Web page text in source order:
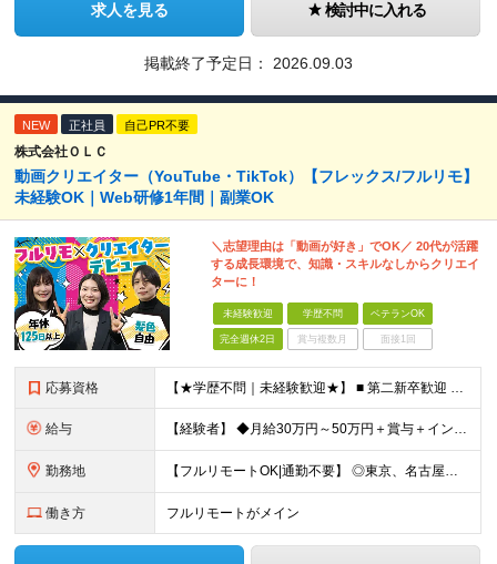
求人を見る 検討中に入れる
掲載終了予定日： 2026.09.03
NEW 正社員 自己PR不要
株式会社ＯＬＣ
動画クリエイター（YouTube・TikTok）【フレックス/フルリモ】
未経験OK｜Web研修1年間｜副業OK
＼志望理由は「動画が好き」でOK／ 20代が活躍
する成長環境で、知識・スキルなしからクリエイ
ターに！
未経験歓迎 学歴不問 ベテランOK
完全週休2日 賞与複数月 面接1回
応募資格 【★学歴不問｜未経験歓迎★】 ■ 第二新卒歓迎 ■ フリーター・社会人未経験OK ■ 動画編集経験は一切不問！ ■ タイピングが苦手でもOK！ ＼3つ以上当てはまった方はぜひご応募を／ □ 日
給与 【経験者】 ◆月給30万円～50万円＋賞与＋インセンティブ＋残業代全額支給 【未経験者】 ◆北海道エリア： 月給20万7,984円～＋賞与＋インセンティブ＋残業代全額支給 ◆東北エリア(青森
勤務地 【フルリモートOK|通勤不要】 ◎東京、名古屋、大阪、福岡を中心とした全国のプロジェクト先にて好きな場所で働けます！ ◆本社 東京都渋谷区道玄坂1-12-1 渋谷マークシティ22F ※未経験者は各
働き方 フルリモートがメイン